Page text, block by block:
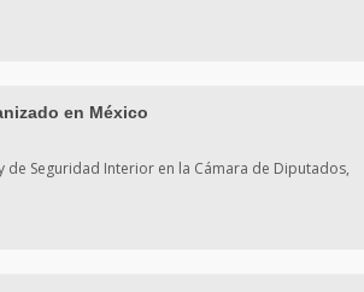
en México
de Seguridad Interior en la Cámara de Diputados,